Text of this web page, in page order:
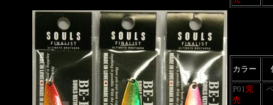
カラー
P01完
売